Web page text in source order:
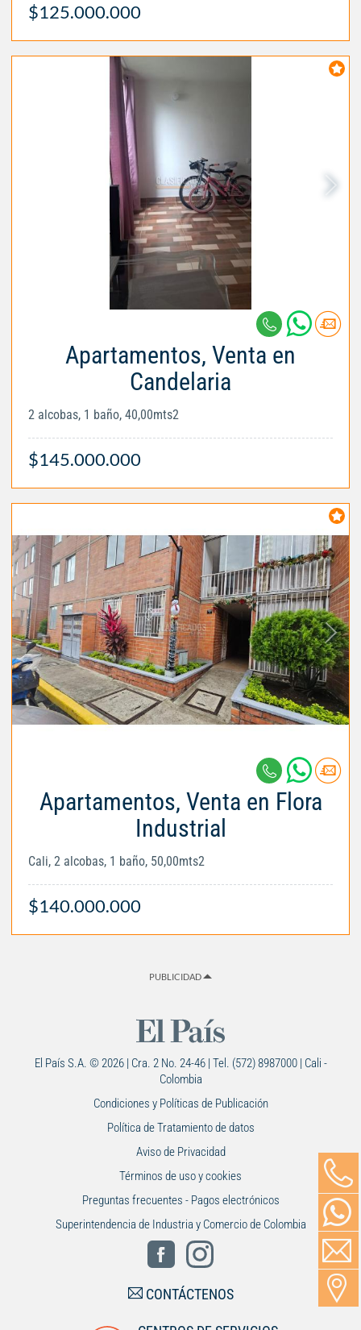
$125.000.000
Apartamentos, Venta en
Candelaria
2 alcobas, 1 baño, 40,00mts2
$145.000.000
Apartamentos, Venta en Flora
Industrial
Cali, 2 alcobas, 1 baño, 50,00mts2
$140.000.000
PUBLICIDAD
El País S.A. © 2026 | Cra. 2 No. 24-46 | Tel. (572) 8987000 | Cali -
Colombia
Condiciones y Políticas de Publicación
Política de Tratamiento de datos
Aviso de Privacidad
Términos de uso y cookies
Preguntas frecuentes - Pagos electrónicos
Superintendencia de Industria y Comercio de Colombia
CONTÁCTENOS